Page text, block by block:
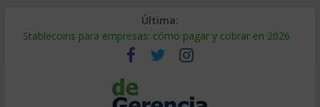
Última:
Stablecoins para empresas: cómo pagar y cobrar en 2026
Despido silencioso: qué es y por qué sale tan caro
IA en selección de personal: cómo auditarla a tiempo
Trabajo forzoso en la cadena de suministro: qué hacer
Mercado hispano de EE. UU.: cómo segmentarlo y venderle